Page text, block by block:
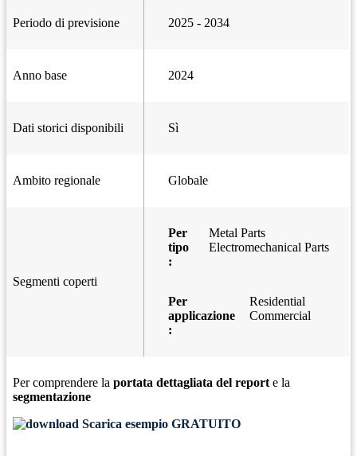
Periodo di previsione 2025 - 2034
Anno base 2024
Dati storici disponibili Sì
Ambito regionale Globale
Segmenti coperti
Per
tipo
:
Metal Parts
Electromechanical Parts
Per
applicazione
:
Residential
Commercial
Per comprendere la portata dettagliata del report e la
segmentazione
Scarica esempio GRATUITO